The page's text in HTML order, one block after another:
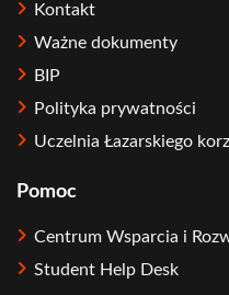
Kontakt
Ważne dokumenty
BIP
Polityka prywatności
Uczelnia Łazarskiego
Pomoc
Centrum Wsparcia i
Student Help Desk